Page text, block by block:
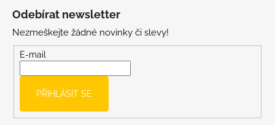
Odebírat newsletter
Nezmeškejte žádné novinky či slevy!
E-mail
PŘIHLÁSIT SE